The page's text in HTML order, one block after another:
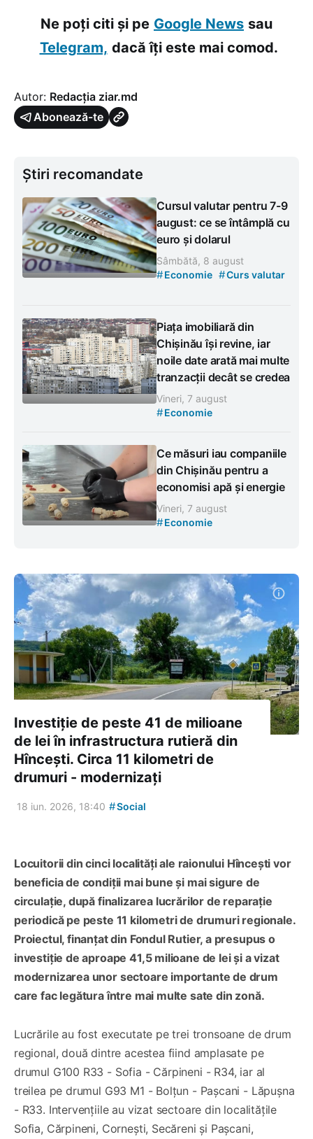
Ne poți citi și pe Google News sau
Telegram, dacă îți este mai comod.
Autor: Redacția ziar.md
Abonează-te
Știri recomandate
Cursul valutar pentru 7-9
august: ce se întâmplă cu
euro și dolarul
Sâmbătă, 8 august
#Economie #Curs valutar
Piața imobiliară din
Chișinău își revine, iar
noile date arată mai multe
tranzacții decât se credea
Vineri, 7 august
#Economie
Ce măsuri iau companiile
din Chișinău pentru a
economisi apă și energie
Vineri, 7 august
#Economie
Investiție de peste 41 de milioane
de lei în infrastructura rutieră din
Hîncești. Circa 11 kilometri de
drumuri - modernizați
18 iun. 2026, 18:40 #Social
Locuitorii din cinci localități ale raionului Hîncești vor
beneficia de condiții mai bune și mai sigure de
circulație, după finalizarea lucrărilor de reparație
periodică pe peste 11 kilometri de drumuri regionale.
Proiectul, finanțat din Fondul Rutier, a presupus o
investiție de aproape 41,5 milioane de lei și a vizat
modernizarea unor sectoare importante de drum
care fac legătura între mai multe sate din zonă.
Lucrările au fost executate pe trei tronsoane de drum
regional, două dintre acestea fiind amplasate pe
drumul G100 R33 - Sofia - Cărpineni - R34, iar al
treilea pe drumul G93 M1 - Bolțun - Pașcani - Lăpușna
- R33. Intervențiile au vizat sectoare din localitățile
Sofia, Cărpineni, Cornești, Secăreni și Pașcani,